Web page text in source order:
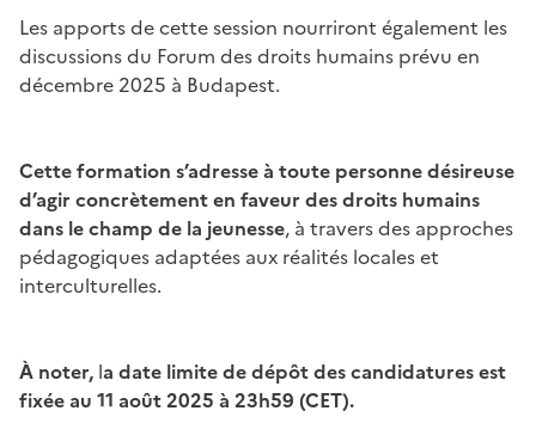
Les apports de cette session nourriront également les
discussions du Forum des droits humains prévu en
décembre 2025 à Budapest.
Cette formation s’adresse à toute personne désireuse
d’agir concrètement en faveur des droits humains
dans le champ de la jeunesse, à travers des approches
pédagogiques adaptées aux réalités locales et
interculturelles.
À noter, la date limite de dépôt des candidatures est
fixée au 11 août 2025 à 23h59 (CET).